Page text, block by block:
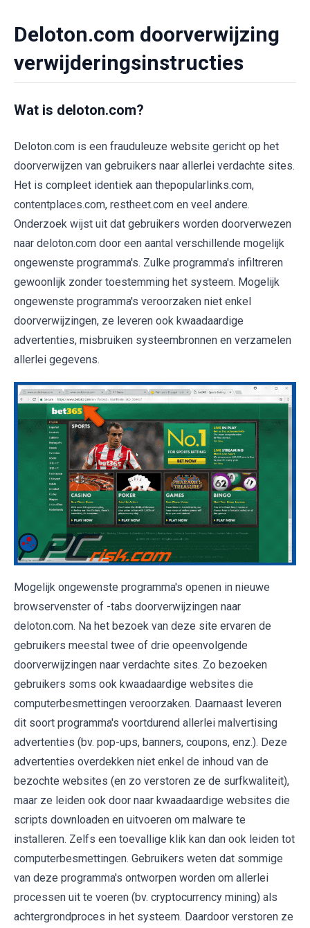
Deloton.com doorverwijzing
verwijderingsinstructies
Wat is deloton.com?
Deloton.com is een frauduleuze website gericht op het
doorverwijzen van gebruikers naar allerlei verdachte sites.
Het is compleet identiek aan thepopularlinks.com,
contentplaces.com, restheet.com en veel andere.
Onderzoek wijst uit dat gebruikers worden doorverwezen
naar deloton.com door een aantal verschillende mogelijk
ongewenste programma's. Zulke programma's infiltreren
gewoonlijk zonder toestemming het systeem. Mogelijk
ongewenste programma's veroorzaken niet enkel
doorverwijzingen, ze leveren ook kwaadaardige
advertenties, misbruiken systeembronnen en verzamelen
allerlei gegevens.
Mogelijk ongewenste programma's openen in nieuwe
browservenster of -tabs doorverwijzingen naar
deloton.com. Na het bezoek van deze site ervaren de
gebruikers meestal twee of drie opeenvolgende
doorverwijzingen naar verdachte sites. Zo bezoeken
gebruikers soms ook kwaadaardige websites die
computerbesmettingen veroorzaken. Daarnaast leveren
dit soort programma's voortdurend allerlei malvertising
advertenties (bv. pop-ups, banners, coupons, enz.). Deze
advertenties overdekken niet enkel de inhoud van de
bezochte websites (en zo verstoren ze de surfkwaliteit),
maar ze leiden ook door naar kwaadaardige websites die
scripts downloaden en uitvoeren om malware te
installeren. Zelfs een toevallige klik kan dan ook leiden tot
computerbesmettingen. Gebruikers weten dat sommige
van deze programma's ontworpen worden om allerlei
processen uit te voeren (bv. cryptocurrency mining) als
achtergrondproces in het systeem. Daardoor verstoren ze